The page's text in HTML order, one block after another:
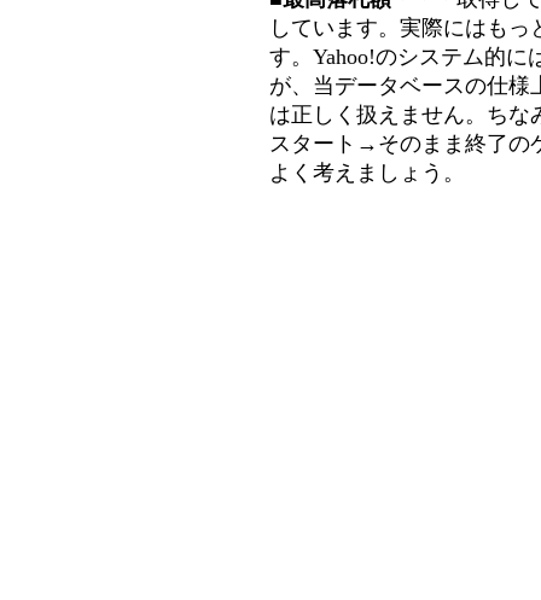
しています。実際にはも
す。Yahoo!のシステム的に
が、当データベースの仕様
は正しく扱えません。ちな
スタート→そのまま終了の
よく考えましょう。